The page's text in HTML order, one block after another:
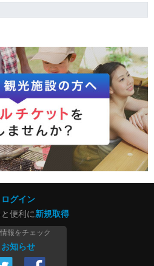
ログイン
便利に新規取得
報をチェック
お知らせ